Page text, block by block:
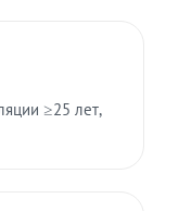
≥25 лет,